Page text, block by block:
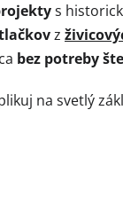
s
z
bez potreby
na svetlý